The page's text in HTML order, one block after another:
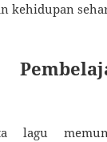
kehidupan
lagu